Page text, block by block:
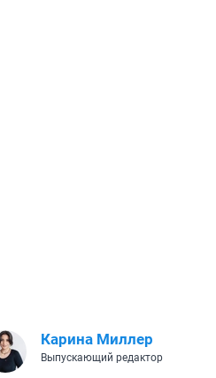
Карина Миллер
Выпускающий редактор